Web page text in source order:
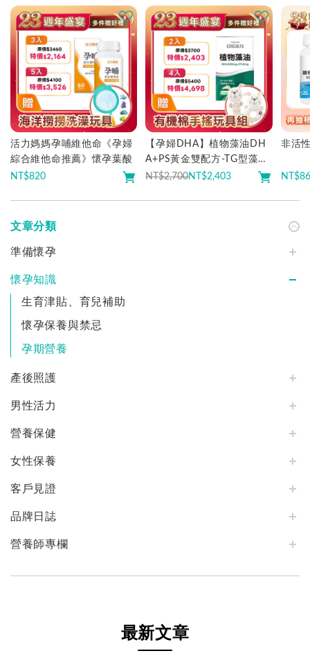
活力媽媽孕哺維他命《孕婦
綜合維他命推薦》懷孕葉酸
NT$820
【孕婦DHA】植物藻油DH
A+PS黃金雙配方-TG型藻油
推薦
NT$2,700NT$2,403
非活
NT$
文章分類
準備懷孕
懷孕知識
生育津貼、育兒補助
懷孕保養與禁忌
孕期營養
產後照護
男性活力
營養保健
女性保養
客戶見證
品牌日誌
營養師專欄
最新文章